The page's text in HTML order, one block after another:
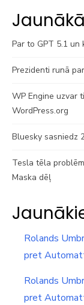
Par to GPT 5.1
Prezidenti runā
WP Engine uzvar
WordPress.org
Bluesky sasniedz
Tesla tēla
Maska dēļ
Rolands
pret
Rolands
pret